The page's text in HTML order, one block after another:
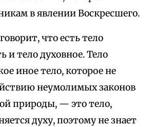
в явлении Воскресшего.
что есть тело
и тело духовное. Тело
иное тело, которое не
неумолимых законов
природы, — это тело,
духу, поэтому не знает